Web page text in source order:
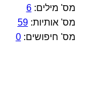
מס' מילים:6
מס' אותיות:59
מס' חיפושים:0